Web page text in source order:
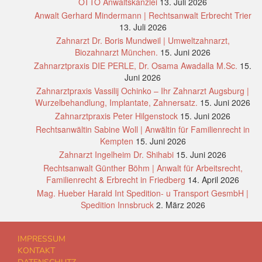
Anwalt Gerhard Mindermann | Rechtsanwalt Erbrecht Trier
13. Juli 2026
Zahnarzt Dr. Boris Mundweil | Umweltzahnarzt,
Biozahnarzt München. 15. Juni 2026
Zahnarztpraxis DIE PERLE, Dr. Osama Awadalla M.Sc. 15.
Juni 2026
Zahnarztpraxis Vassilij Ochinko – Ihr Zahnarzt Augsburg |
Wurzelbehandlung, Implantate, Zahnersatz. 15. Juni 2026
Zahnarztpraxis Peter Hilgenstock 15. Juni 2026
Rechtsanwältin Sabine Woll | Anwältin für Familienrecht in
Kempten 15. Juni 2026
Zahnarzt Ingelheim Dr. Shihabi 15. Juni 2026
Rechtsanwalt Günther Böhm | Anwalt für Arbeitsrecht,
Familienrecht & Erbrecht in Friedberg 14. April 2026
Mag. Hueber Harald Int Spedition- u Transport GesmbH |
Spedition Innsbruck 2. März 2026
IMPRESSUM
KONTAKT